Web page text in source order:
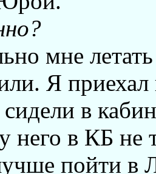
мне
Я
в
него в КБ не
пойти в